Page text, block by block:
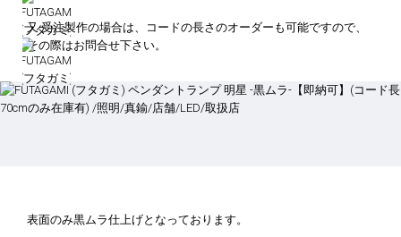
又 受注製作の場合は、コードの長さのオーダーも可能ですので、
その際はお問合せ下さい。
表面のみ黒ムラ仕上げとなっております。